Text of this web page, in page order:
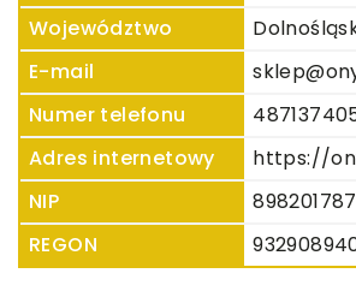
Województwo
E-mail
Numer telefonu
Adres internetowy
https://
NIP
REGON